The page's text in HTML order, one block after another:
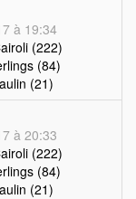
à 19:34
(222)
(84)
(21)
à 20:33
(222)
(84)
(21)